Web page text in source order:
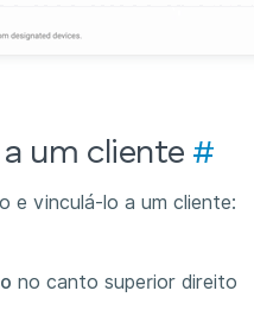
um cliente #
e vinculá-lo a um cliente:
no canto superior direito